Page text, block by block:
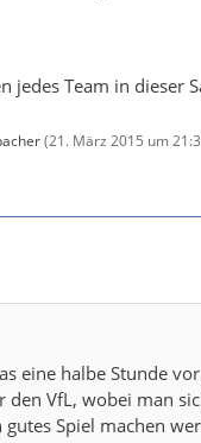
jedes Team in dieser
(21. März 2015 um
eine halbe Stunde
den VfL, wobei man
Spiel machen